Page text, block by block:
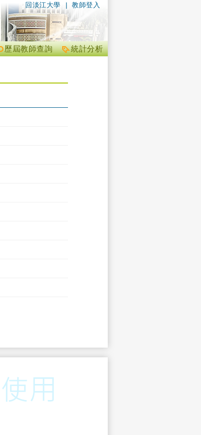
| 教師登入
回淡江大學
統計分析
歷屆教師查詢